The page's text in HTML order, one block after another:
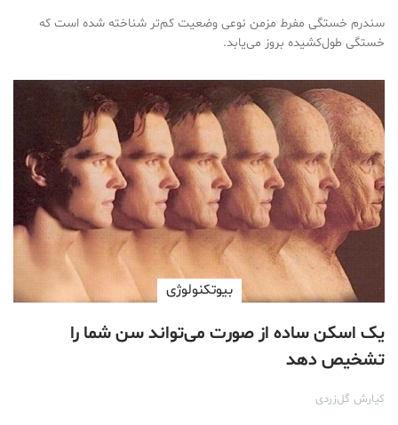
سندرم خستگی مفرط مزمن نوعی وضعیت کم‌تر شناخته شده است که
خستگی طول‌کشیده بروز می‌یابد.
بیوتکنولوژی
یک اسکن ساده از صورت می‌تواند سن شما را
تشخیص دهد
کیارش گل‌زردی